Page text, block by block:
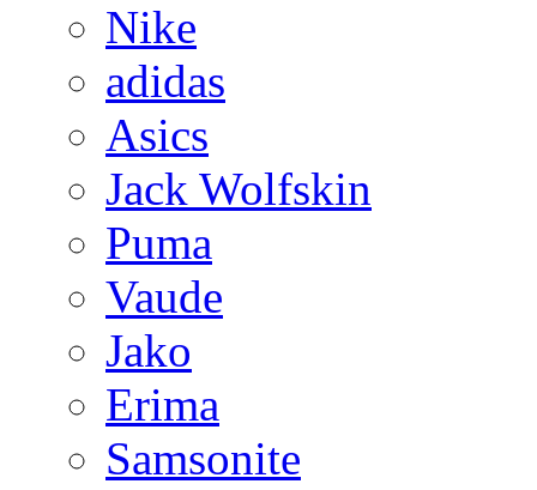
Nike
adidas
Asics
Jack Wolfskin
Puma
Vaude
Jako
Erima
Samsonite